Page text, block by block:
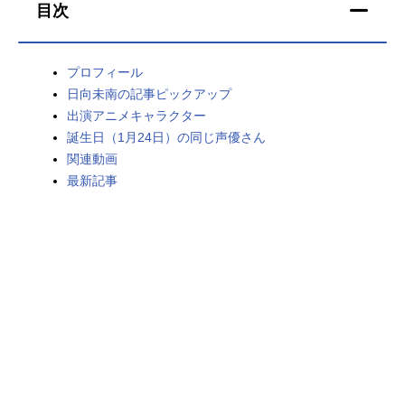
春アニメ
男性声優/女性声優一覧
FOLLOW US
目次
プロフィール
日向未南の記事ピックアップ
出演アニメキャラクター
誕生日（1月24日）の同じ声優さん
関連動画
最新記事